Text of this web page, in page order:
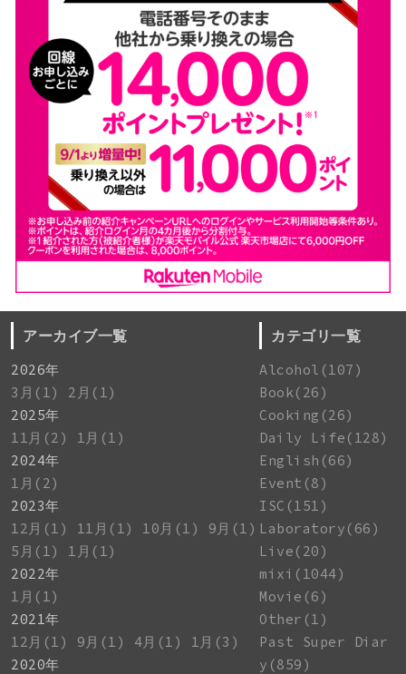
アーカイブ一覧
2026年
3月(1)
2月(1)
2025年
11月(2)
1月(1)
2024年
1月(2)
2023年
12月(1)
11月(1) 10月(1)
9月(1)
5月(1)
1月(1)
2022年
1月(1)
2021年
12月(1)
9月(1) 4月(1)
1月(3)
2020年
カテゴリ一覧
Alcohol(107)
Book(26)
Cooking(26)
Daily Life(128)
English(66)
Event(8)
ISC(151)
Laboratory(66)
Live(20)
mixi(1044)
Movie(6)
Other(1)
Past Super Diar
y(859)